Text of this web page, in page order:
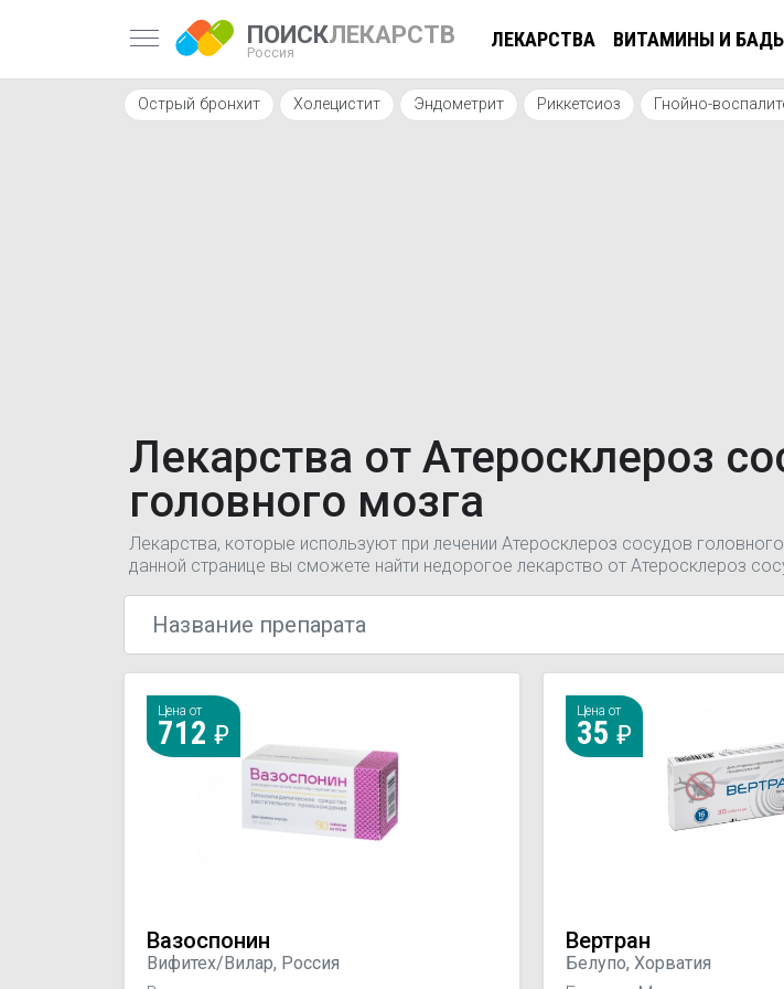
ПОИСКЛЕКАРСТВ
Россия
ЛЕКАРСТВА ВИТАМИНЫ И
Острый бронхит Холецистит Эндометрит Риккетсиоз Гнойно-
Лекарства от Атеросклероз
головного мозга
Лекарства, которые используют при лечении Атеросклероз сосудов
данной странице вы сможете найти недорогое лекарство от Атеросклероз
Цена от
712
Вазоспонин
Вифитех/Вилар, Россия
Цена от
35
Вертран
Белупо, Хорватия